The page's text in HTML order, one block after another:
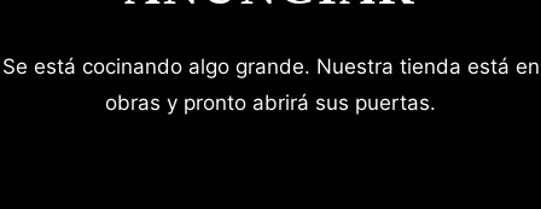
Se está cocinando algo grande. Nuestra tienda está en
obras y pronto abrirá sus puertas.